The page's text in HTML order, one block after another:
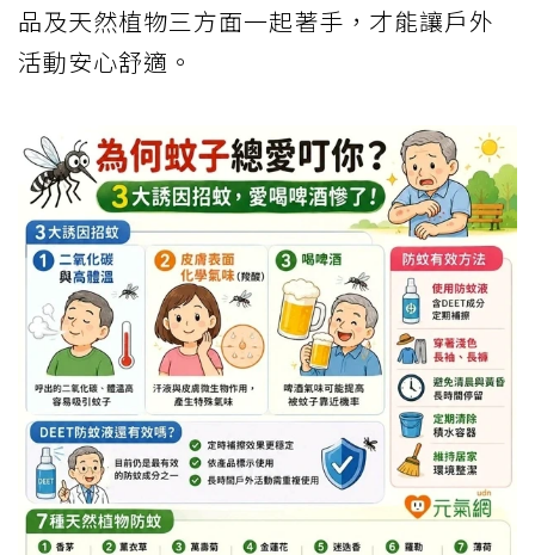
品及天然植物三方面一起著手，才能讓戶外
活動安心舒適。